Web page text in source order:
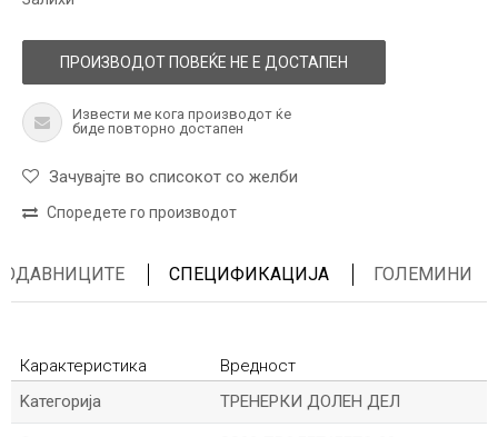
ПРОИЗВОДОТ ПОВЕЌЕ НЕ Е ДОСТАПЕН
Извести ме кога производот ќе
биде повторно достапен
Зачувајте во списокот со желби
Споредете го производот
СПЕЦИФИКАЦИЈА ГОЛЕМИНИ
Карактеристика
Вредност
Kатегорија
ТРЕНЕРКИ ДОЛЕН ДЕЛ